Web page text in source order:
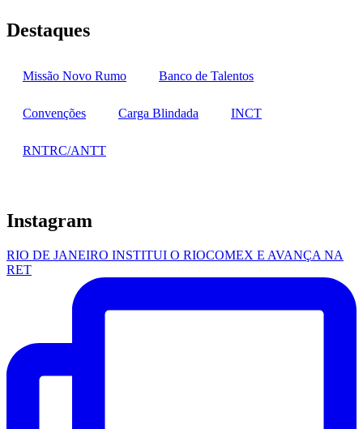
Destaques
Missão Novo Rumo Banco de Talentos
Convenções Carga Blindada INCT
RNTRC/ANTT
Instagram
RIO DE JANEIRO INSTITUI O RIOCOMEX E AVANÇA NA
RET